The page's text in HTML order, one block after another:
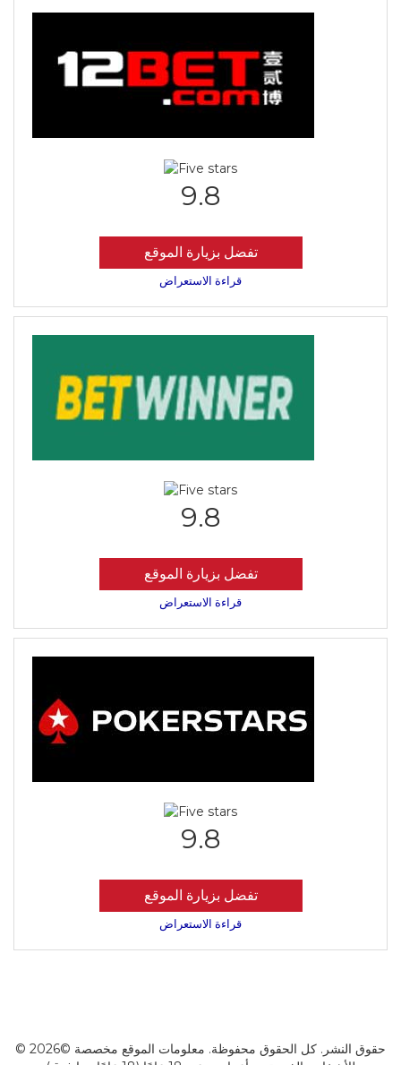
9.8
تفضل بزيارة الموقع
قراءة الاستعراض
9.8
تفضل بزيارة الموقع
قراءة الاستعراض
9.8
تفضل بزيارة الموقع
قراءة الاستعراض
© 2026© حقوق النشر. كل الحقوق محفوظة. معلومات الموقع مخصصة